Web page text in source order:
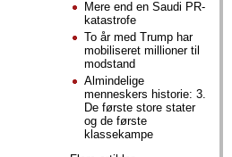
Mere end en Saudi PR-
katastrofe
To år med Trump har
mobiliseret millioner til
modstand
Almindelige
menneskers historie: 3.
De første store stater
og de første
klassekampe